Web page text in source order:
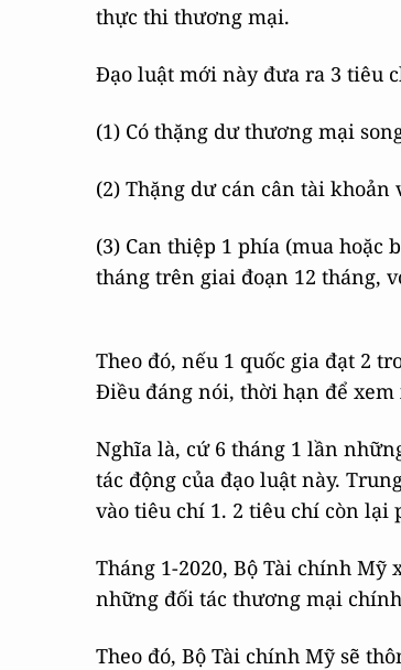
thực thi thương mại.
Đạo luật mới này đưa ra 3 tiêu
(1) Có thặng dư thương mại
(2) Thặng dư cán cân tài
(3) Can thiệp 1 phía (mua
tháng trên giai đoạn 12 tháng,
Theo đó, nếu 1 quốc gia đạt 2
Điều đáng nói, thời hạn để
Nghĩa là, cứ 6 tháng 1 lần
tác động của đạo luật này.
vào tiêu chí 1. 2 tiêu chí còn lại
Tháng 1-2020, Bộ Tài chính Mỹ
những đối tác thương mại
Theo đó, Bộ Tài chính Mỹ sẽ